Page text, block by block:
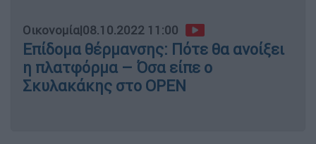
Οικονομία|08.10.2022 11:00
Επίδομα θέρμανσης: Πότε θα ανοίξει
η πλατφόρμα – Όσα είπε ο
Σκυλακάκης στο OPEN